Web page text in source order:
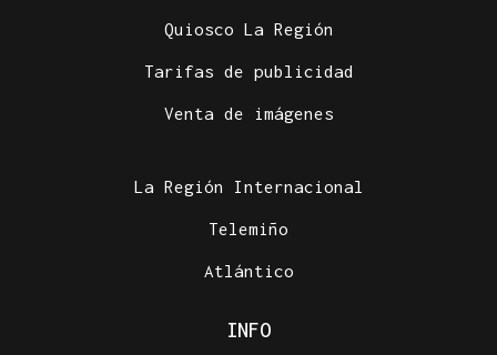
Quiosco La Región
Tarifas de publicidad
Venta de imágenes
La Región Internacional
Telemiño
Atlántico
INFO